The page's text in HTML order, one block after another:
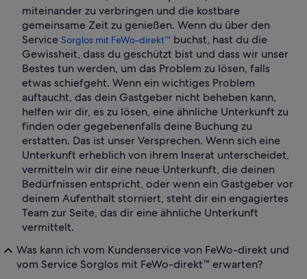
miteinander zu verbringen und die kostbare
gemeinsame Zeit zu genießen. Wenn du über den
Service Sorglos mit FeWo-direkt™ buchst, hast du die
Gewissheit, dass du geschützt bist und dass wir unser
Bestes tun werden, um das Problem zu lösen, falls
etwas schiefgeht. Wenn ein wichtiges Problem
auftaucht, das dein Gastgeber nicht beheben kann,
helfen wir dir, es zu lösen, eine ähnliche Unterkunft zu
finden oder gegebenenfalls deine Buchung zu
erstatten. Das ist unser Versprechen. Wenn sich eine
Unterkunft erheblich von ihrem Inserat unterscheidet,
vermitteln wir dir eine neue Unterkunft, die deinen
Bedürfnissen entspricht, oder wenn ein Gastgeber vor
deinem Aufenthalt storniert, steht dir ein engagiertes
Team zur Seite, das dir eine ähnliche Unterkunft
vermittelt.
Was kann ich vom Kundenservice von FeWo-direkt und
vom Service Sorglos mit FeWo-direkt™ erwarten?